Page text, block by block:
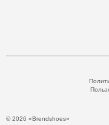
© 2026 «Brendshoes»